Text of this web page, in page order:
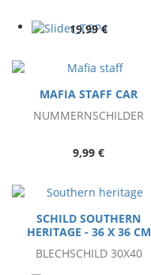
19,99 €
MAFIA STAFF CAR
NUMMERNSCHILDER
9,99 €
SCHILD SOUTHERN
HERITAGE - 36 X 36 CM
BLECHSCHILD 30X40